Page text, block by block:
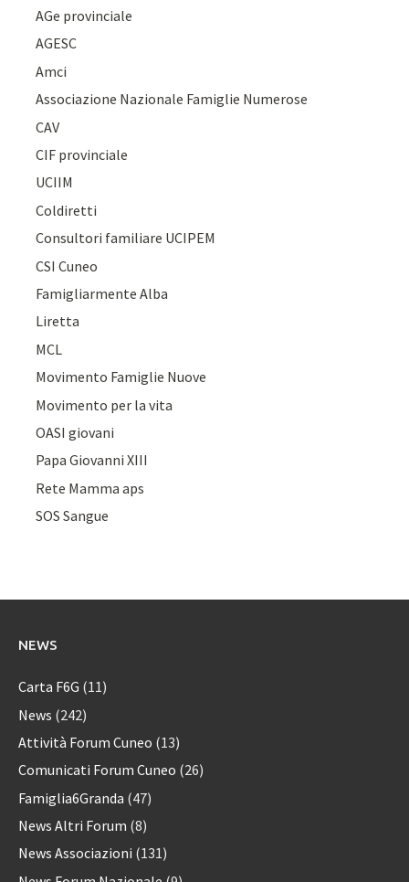
AGe provinciale
AGESC
Amci
Associazione Nazionale Famiglie Numerose
CAV
CIF provinciale
UCIIM
Coldiretti
Consultori familiare UCIPEM
CSI Cuneo
Famigliarmente Alba
Liretta
MCL
Movimento Famiglie Nuove
Movimento per la vita
OASI giovani
Papa Giovanni XIII
Rete Mamma aps
SOS Sangue
NEWS
Carta F6G (11)
News (242)
Attività Forum Cuneo (13)
Comunicati Forum Cuneo (26)
Famiglia6Granda (47)
News Altri Forum (8)
News Associazioni (131)